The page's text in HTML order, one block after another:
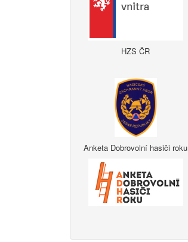
HZS ČR
Anketa Dobrovolní hasiči roku